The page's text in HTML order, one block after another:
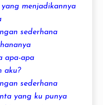
menjadikannya
sederhana
nya
apa-apa
aku?
sederhana
yang ku punya